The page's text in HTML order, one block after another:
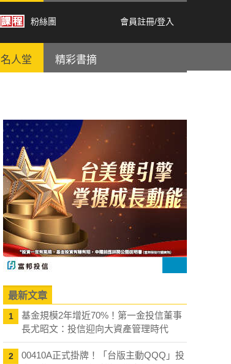
粉絲團 會員註冊/登入
名人堂 精彩書摘
最新文章
1
基金規模2年增近70%！第一金投信董事
長尤昭文：投信迎向大資產管理時代
2
00410A正式掛牌！「台版主動QQQ」投